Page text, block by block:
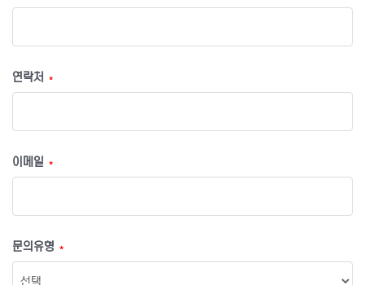
연락처 *
이메일 *
문의유형 *